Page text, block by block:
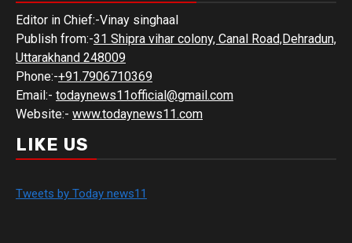
Editor in Chief:-Vinay singhaal
Publish from:-31 Shipra vihar colony, Canal Road,Dehradun,
Uttarakhand 248009
Phone:-+91.7906710369
Email:- todaynews11official@gmail.com
Website:- www.todaynews11.com
LIKE US
Tweets by Today news11